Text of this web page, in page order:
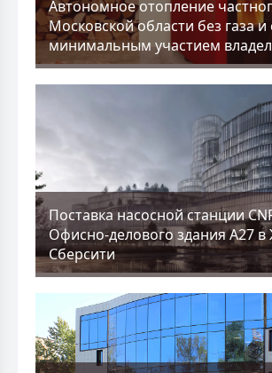
Aвтономное отопление
Московской области без газа и
минимальным участием
Поставка насосной станции
Офисно-делового здания А27
Сберсити